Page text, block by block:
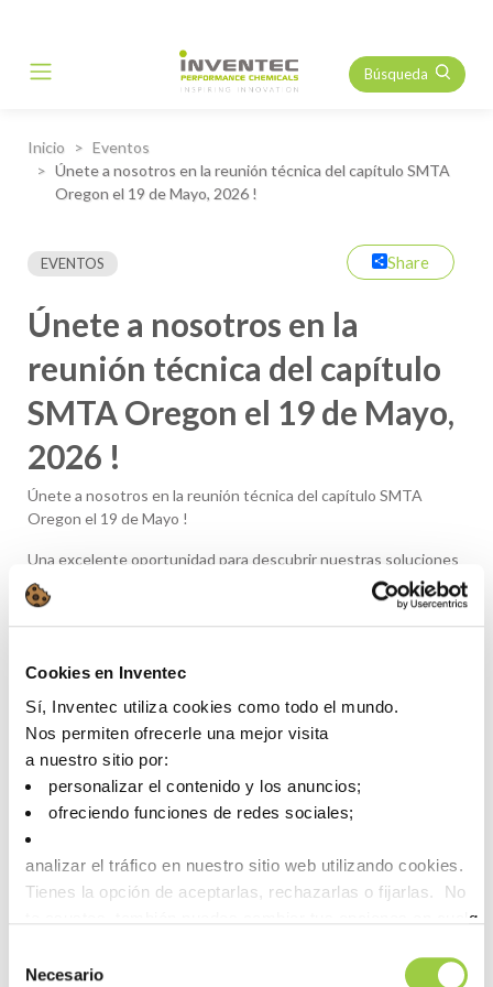
Cookies en Inventec
Sí, Inventec utiliza cookies como todo el mundo.
Nos permiten ofrecerle una mejor visita
a nuestro sitio por:
personalizar el contenido y los anuncios;
ofreciendo funciones de redes sociales;
analizar el tráfico en nuestro sitio web utilizando cookies.
Tienes la opción de aceptarlas, rechazarlas o fijarlas. No
te asustes, también puedes cambiar tus opciones en
Necesario
Main Navigation Búsqueda
Inicio
Eventos
Únete a nosotros en la reunión técnica del capítulo SMTA
Oregon el 19 de Mayo, 2026 !
EVENTOS Share
Únete a nosotros en la
reunión técnica del capítulo
SMTA Oregon el 19 de Mayo,
2026 !
Únete a nosotros en la reunión técnica del capítulo SMTA
Oregon el 19 de Mayo !
Una excelente oportunidad para descubrir nuestras soluciones
de limpieza de próxima generación para electrónica de alta
fiabilidad y conectar con profesionales del sector.
📍Radisson Hotel Hauppauge